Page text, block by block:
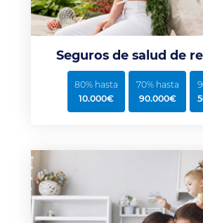
Seguros de salud de
80% hasta
10.000€
70% hasta
90.000€